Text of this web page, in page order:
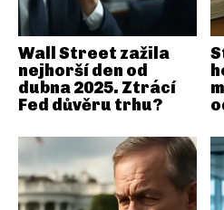
Wall Street zažila
nejhorší den od
dubna 2025. Ztrácí
Fed důvěru trhu?